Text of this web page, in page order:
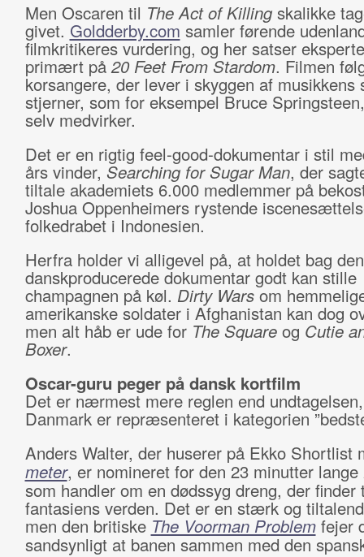
Men Oscaren til The Act of Killingskalikke
givet. Goldderby.com samler førende
filmkritikeres vurdering, og her satser
primært på20 Feet From Stardom. Filmen
korsangere, der lever i skyggen af musikkens
stjerner, som for eksempel Bruce
selv medvirker.
Det er en rigtig feel-good-dokumentar i stil
års vinder, Searching for Sugar Man, der
tiltale akademiets 6.000 medlemmer på
Joshua Oppenheimers rystende
folkedrabet i Indonesien.
Herfra holder vi alligevel på, at holdet bag den
danskproducerede dokumentar godt kan stille
champagnen på køl. Dirty Warsom
amerikanske soldater i Afghanistan kan dog
men alt håb er ude for The Square og Cutie
Boxer.
Oscar-guru peger på dansk kortfilm
Det er nærmest mere reglen end
Danmark er repræsenteret i kategorien
Anders Walter, der huserer på Ekko Shortlist
meter, er nomineret for den 23 minutter lange
som handler om en dødssyg dreng, der finder
fantasiens verden. Det er en stærk og
men den britiske The Voorman Problemfejer
sandsynligt at banen sammen med den